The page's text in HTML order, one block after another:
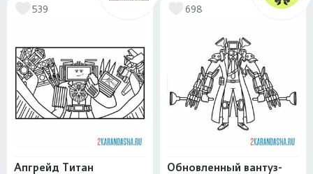
539
Апгрейд Титан
698
Обновленный вантуз-